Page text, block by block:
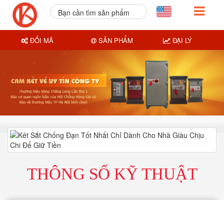
THÔNG SỐ KỸ THUẬT
Bạn cần tìm sản phẩm
ĐỔI MÃ SẢN PHẨM ĐẠI LÝ